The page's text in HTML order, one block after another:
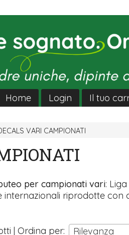
Home Login Il tuo
VARI CAMPIONATI
per campionati vari:
internazionali riprodotte con
| Ordina per: Rilevanza